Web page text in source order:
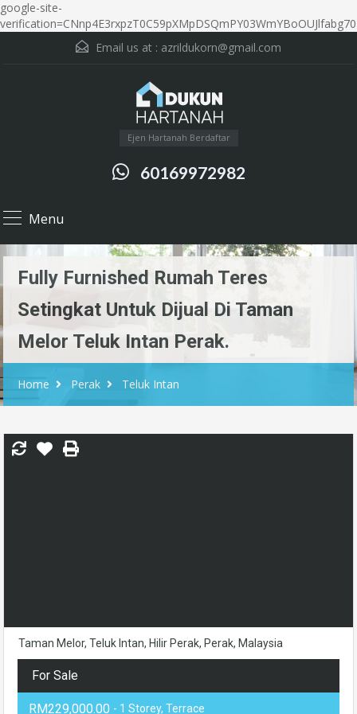
google-site-
verification=CNnp4E3rxpzT0C59pXMpDSQmPY03WmYBoOUJlfabg70
Email us at : azrildukorn@gmail.com
Ejen Hartanah Berdaftar
60169972982
Menu
Fully Furnished Rumah Teres
Setingkat Untuk Dijual Di Taman
Melor Teluk Intan Perak.
Home Perak Teluk Intan
Taman Melor, Teluk Intan, Hilir Perak, Perak, Malaysia
For Sale
RM229,000.00 - 1 Storey, Terrace